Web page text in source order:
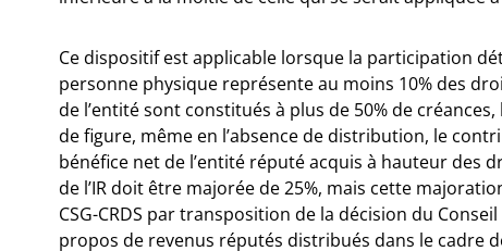
Ce dispositif est applicable lorsque la participation
personne physique représente au moins 10% des
de l’entité sont constitués à plus de 50% de
de figure, même en l’absence de distribution, le
bénéfice net de l’entité réputé acquis à hauteur des
de l’IR doit être majorée de 25%, mais cette
CSG-CRDS par transposition de la décision du
propos de revenus réputés distribués dans le cadre